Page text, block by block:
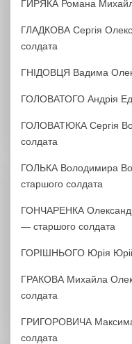
ГИРЯКА Романа
ГЛАДКОВА Сергія
солдата
ГНІДОВЦЯ Вадима
ГОЛОВАТОГО Андрія
ГОЛОВАТЮКА Сергія
солдата
ГОЛЬКА Володимира
старшого солдата
ГОНЧАРЕНКА
— старшого солдата
ГОРІШНЬОГО Юрія
ГРАКОВА Михайла
солдата
ГРИГОРОВИЧА
солдата